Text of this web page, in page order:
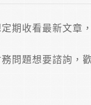
期收看最新文章
問題想要諮詢，